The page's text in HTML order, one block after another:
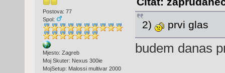
Postova: 77
Spol:
Mjesto: Zagreb
Moj Skuter: Nexus 300ie
MojSetup: Malossi multivar 2000
2)
prvi glas
budem danas